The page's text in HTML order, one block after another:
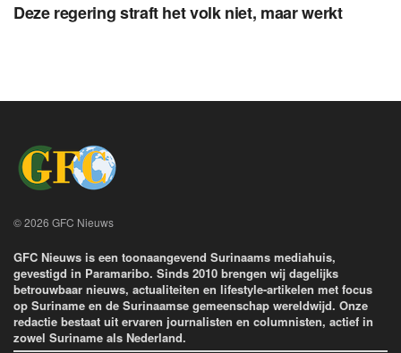
Deze regering straft het volk niet, maar werkt
© 2026 GFC Nieuws
GFC Nieuws is een toonaangevend Surinaams mediahuis,
gevestigd in Paramaribo. Sinds 2010 brengen wij dagelijks
betrouwbaar nieuws, actualiteiten en lifestyle-artikelen met focus
op Suriname en de Surinaamse gemeenschap wereldwijd. Onze
redactie bestaat uit ervaren journalisten en columnisten, actief in
zowel Suriname als Nederland.